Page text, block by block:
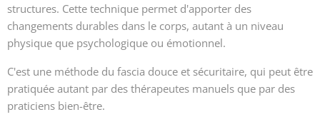
structures. Cette technique permet d'apporter des
changements durables dans le corps, autant à un niveau
physique que psychologique ou émotionnel.
C'est une méthode du fascia douce et sécuritaire, qui peut être
pratiquée autant par des thérapeutes manuels que par des
praticiens bien-être.